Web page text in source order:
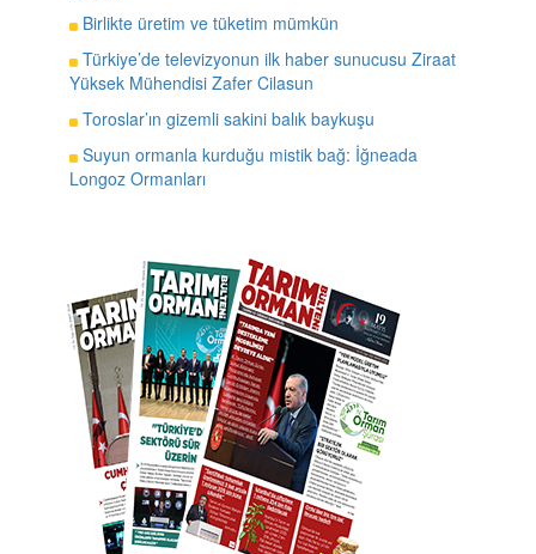
Birlikte üretim ve tüketim mümkün
Türkiye’de televizyonun ilk haber sunucusu Ziraat
Yüksek Mühendisi Zafer Cilasun
Toroslar’ın gizemli sakini balık baykuşu
Suyun ormanla kurduğu mistik bağ: İğneada
Longoz Ormanları